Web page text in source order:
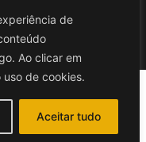
de
Ao clicar em
uso de cookies.
Aceitar tudo
iv3